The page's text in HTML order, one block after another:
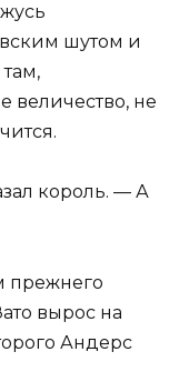
шутом и
величество, не
король. — А
прежнего
вырос на
Андерс